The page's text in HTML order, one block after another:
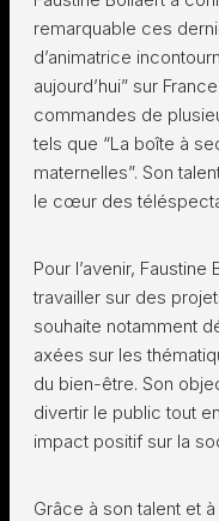
remarquable ces
d’animatrice
aujourd’hui” sur
commandes de
tels que “La boîte à
maternelles”. Son
le cœur des
Pour l’avenir,
travailler sur des
souhaite notamment
axées sur les
du bien-être. Son
divertir le public tout
impact positif sur la
Grâce à son talent et